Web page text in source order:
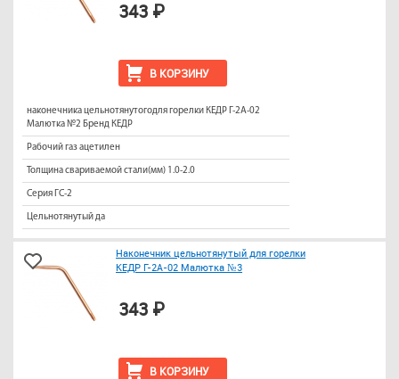
В КОРЗИНУ
343 ₽
наконечника цельнотянутогодля горелки КЕДР Г-2А-02
Малютка №2 Бренд КЕДР
Рабочий газ ацетилен
Толщина свариваемой стали(мм) 1.0-2.0
Серия ГС-2
Цельнотянутый да
Наконечник цельнотянутый для горелки
КЕДР Г-2А-02 Малютка №3
В КОРЗИНУ
343 ₽